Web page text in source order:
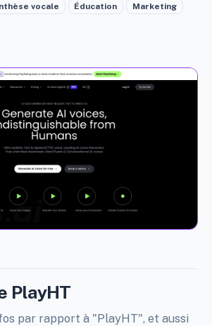
vocale Éducation Marketing
PlayHT
par rapport à "PlayHT", et aussi